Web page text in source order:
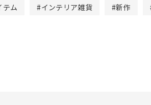
テム #インテリア雑貨 #新作